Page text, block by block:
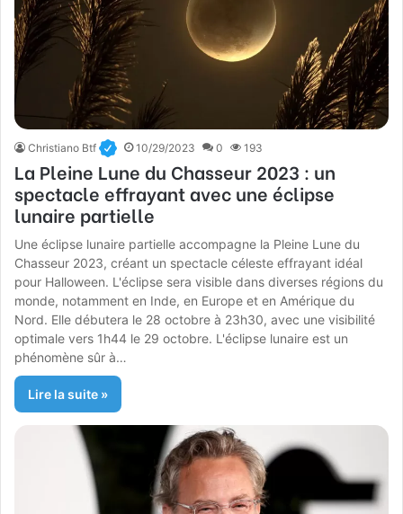
Christiano Btf 10/29/2023 0 193
La Pleine Lune du Chasseur 2023 : un
spectacle effrayant avec une éclipse
lunaire partielle
Une éclipse lunaire partielle accompagne la Pleine Lune du
Chasseur 2023, créant un spectacle céleste effrayant idéal
pour Halloween. L'éclipse sera visible dans diverses régions du
monde, notamment en Inde, en Europe et en Amérique du
Nord. Elle débutera le 28 octobre à 23h30, avec une visibilité
optimale vers 1h44 le 29 octobre. L'éclipse lunaire est un
phénomène sûr à…
Lire la suite »